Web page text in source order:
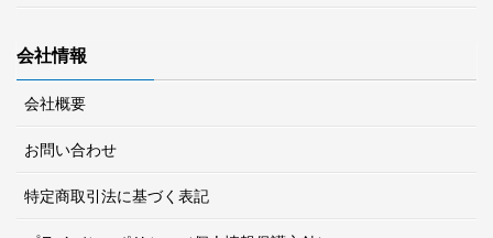
会社情報
会社概要
お問い合わせ
特定商取引法に基づく表記